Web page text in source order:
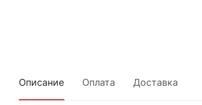
Описание Оплата Доставка